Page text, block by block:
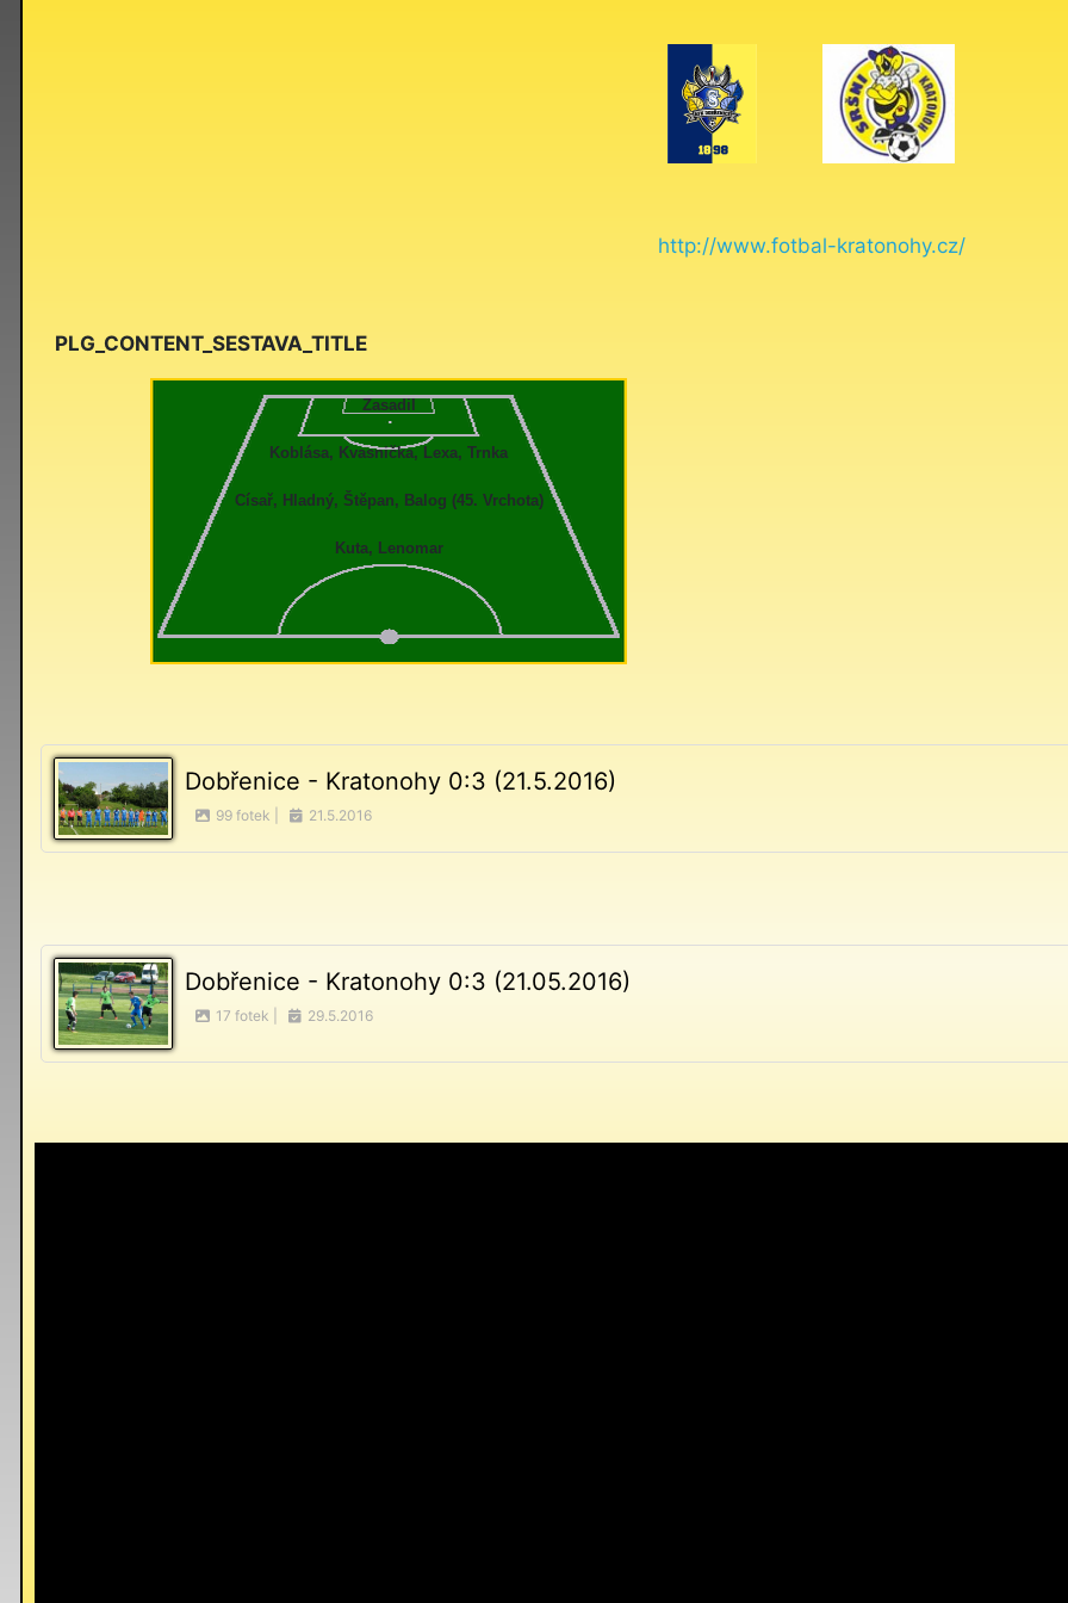
http://www.fotbal-kratonohy.cz/
PLG_CONTENT_SESTAVA_TITLE
Zasadil
Koblása, Kvasnička, Lexa, Trnka
Císař, Hladný, Štěpan, Balog (45. Vrchota)
Kuta, Lenomar
Dobřenice - Kratonohy 0:3 (21.5.2016)
99 fotek | 21.5.2016
Dobřenice - Kratonohy 0:3 (21.05.2016)
17 fotek | 29.5.2016